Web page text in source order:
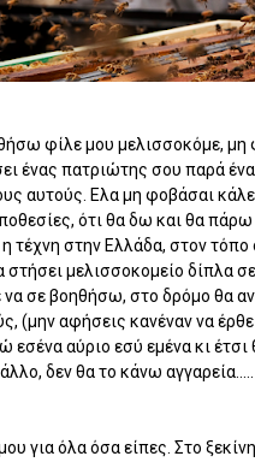
φίλε μου μελισσοκόμε, μη
ένας πατριώτης σου παρά
αυτούς. Ελα μη φοβάσαι
ότι θα δω και θα
η τέχνη στην Ελλάδα, στον
στήσει μελισσοκομείο δίπλα
σε βοηθήσω, στο δρόμο θα
(μην αφήσεις κανέναν να
εσένα αύριο εσύ εμένα κι
δεν θα το κάνω αγγαρεία.....
για όλα όσα είπες. Στο